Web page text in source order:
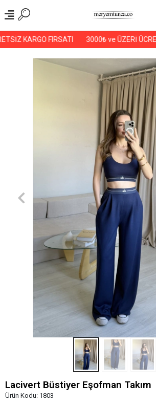
KARGO FIRSATI 3000₺ ve ÜZERİ
Lacivert Büstiyer Eşofman Takım
Ürün Kodu: 1803